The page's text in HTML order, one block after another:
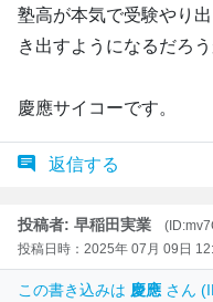
塾高が本気で受験やり
き出すようになるだろう
慶應サイコーです。
返信する
投稿者: 早稲田実業
投稿日時：2025年 07月 09日
この書き込みは 慶應 さん